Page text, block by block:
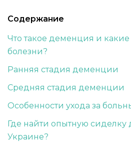
Содержание
Что такое деменция и какие
болезни?
Ранняя стадия деменции
Средняя стадия деменции
Особенности ухода за
Где найти опытную
Украине?